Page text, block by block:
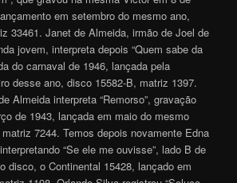
em setembro do mesmo ano,
33461. Janet de Almeida, irmão de Joel de
jovem, interpreta depois “Quem sabe da
do carnaval de 1946, lançada pela
desse ano, disco 15582-B, matriz 1397.
Almeida interpreta “Remorso”, gravação
de 1943, lançada em maio do mesmo
7244. Temos depois novamente Edna
“Se ele me ouvisse”, lado B de
disco, o Continental 15428, lançado em